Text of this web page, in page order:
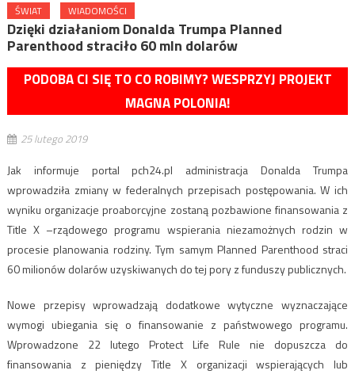
ŚWIAT WIADOMOŚCI
Dzięki działaniom Donalda Trumpa Planned
Parenthood straciło 60 mln dolarów
PODOBA CI SIĘ TO CO ROBIMY? WESPRZYJ PROJEKT
MAGNA POLONIA!
25 lutego 2019
Jak informuje portal pch24.pl administracja Donalda Trumpa
wprowadziła zmiany w federalnych przepisach postępowania. W ich
wyniku organizacje proaborcyjne zostaną pozbawione finansowania z
Title X –rządowego programu wspierania niezamożnych rodzin w
procesie planowania rodziny. Tym samym Planned Parenthood straci
60 milionów dolarów uzyskiwanych do tej pory z funduszy publicznych.
Nowe przepisy wprowadzają dodatkowe wytyczne wyznaczające
wymogi ubiegania się o finansowanie z państwowego programu.
Wprowadzone 22 lutego Protect Life Rule nie dopuszcza do
finansowania z pieniędzy Title X organizacji wspierających lub